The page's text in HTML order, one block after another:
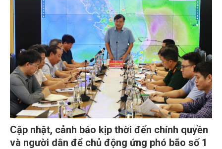
Cập nhật, cảnh báo kịp thời đến chính quyền
và người dân để chủ động ứng phó bão số 1